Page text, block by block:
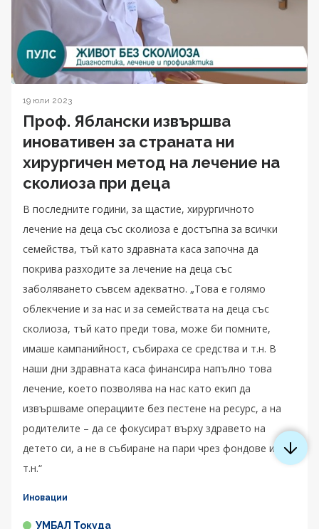
19 юли 2023
Проф. Яблански извършва
иновативен за страната ни
хирургичен метод на лечение на
сколиоза при деца
В последните години, за щастие, хирургичното
лечение на деца със сколиоза е достъпна за всички
семейства, тъй като здравната каса започна да
покрива разходите за лечение на деца със
заболяването съвсем адекватно. „Това е голямо
облекчение и за нас и за семействата на деца със
сколиоза, тъй като преди това, може би помните,
имаше кампанийност, събираха се средства и т.н. В
наши дни здравната каса финансира напълно това
лечение, което позволява на нас като екип да
извършваме операциите без пестене на ресурс, а на
родителите – да се фокусират върху здравето на
детето си, а не в събиране на пари чрез фондове и
т.н.“
Иновации
УМБАЛ Токуда